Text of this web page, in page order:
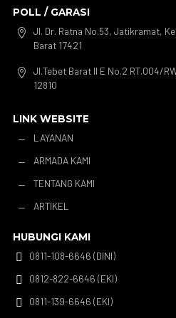
POLL / GARASI

Jl. Dr. Ratna No.53, Jatikramat,
Barat 17421

Jl.Tebet Barat II E No.2 RT.004/
12810
LINK WEBSITE
K
LAYANAN
K ARMADA KAMI
K TENTANG KAMI
K ARTIKEL
HUBUNGI KAMI

0811-108-6646 (DINI)

0812-822-6646 (EKI)

0811-139-6646 (EKI)